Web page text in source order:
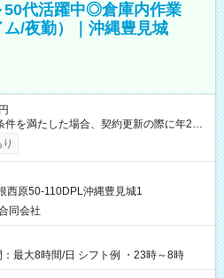
代活躍中◎倉庫内作業
/夜勤）｜沖縄豊見城
件を満たした場合、契約更新の際に年2回
あり ※月末締/翌
手当、別途支給 ※深夜割増賃金 (22:00～
！ 【試用期間】試用期間
1週間 雇用形態、給与は本採用時と同じ
西原50-110DPL沖縄豊見城1
同会社
最大8時間/日 シフト例 ・23時～8時